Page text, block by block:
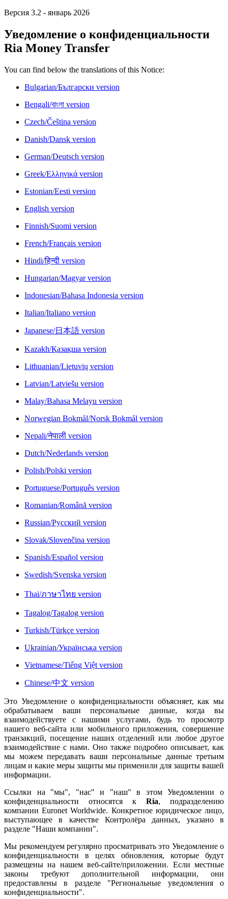
Версия 3.2 - январь 2026
Уведомление о конфиденциальности
Ria Money Transfer
You can find below the translations of this Notice:
Bulgarian/Български version
Bengali/বাংলা version
Czech/Čeština version
Danish/Dansk version
German/Deutsch version
Greek/Ελληνικά version
Estonian/Eesti version
English version
Finnish/Suomi version
French/Français version
Hindi/हिन्दी version
Hungarian/Magyar version
Indonesian/Bahasa Indonesia version
Italian/Italiano version
Japanese/日本語 version
Kazakh/Қазақша version
Lithuanian/Lietuvių version
Latvian/Latviešu version
Malay/Bahasa Melayu version
Norwegian Bokmål/Norsk Bokmål version
Nepali/नेपाली version
Dutch/Nederlands version
Polish/Polski version
Portuguese/Português version
Romanian/Română version
Russian/Русский version
Slovak/Slovenčina version
Spanish/Español version
Swedish/Svenska version
Thai/ภาษาไทย version
Tagalog/Tagalog version
Turkish/Türkçe version
Ukrainian/Українська version
Vietnamese/Tiếng Việt version
Chinese/中文 version
Это Уведомление о конфиденциальности объясняет, как мы
обрабатываем ваши персональные данные, когда вы
взаимодействуете с нашими услугами, будь то просмотр
нашего веб-сайта или мобильного приложения, совершение
транзакций, посещение наших отделений или любое другое
взаимодействие с нами. Оно также подробно описывает, как
мы можем передавать ваши персональные данные третьим
лицам и какие меры защиты мы применили для защиты вашей
информации.
Ссылки на "мы", "нас" и "наш" в этом Уведомлении о
конфиденциальности относятся к Ria, подразделению
компании Euronet Worldwide. Конкретное юридическое лицо,
выступающее в качестве Контролёра данных, указано в
разделе "Наши компании".
Мы рекомендуем регулярно просматривать это Уведомление о
конфиденциальности в целях обновления, которые будут
размещены на нашем веб-сайте/приложении. Если местные
законы требуют дополнительной информации, они
предоставлены в разделе "Региональные уведомления о
конфиденциальности".